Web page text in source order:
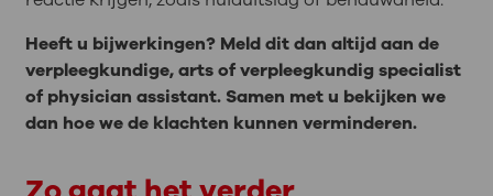
Heeft u bijwerkingen? Meld dit dan altijd aan de
verpleegkundige, arts of verpleegkundig specialist
of physician assistant. Samen met u bekijken we
dan hoe we de klachten kunnen verminderen.